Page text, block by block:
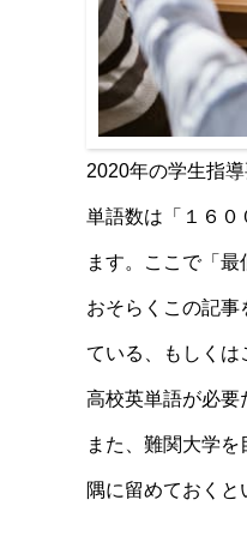
2020年の学生指
単語数は「１６０
ます。ここで「
おそらくこの記
ている、もしくは
高校英単語が必要
また、難関大学
隅に留めておくと